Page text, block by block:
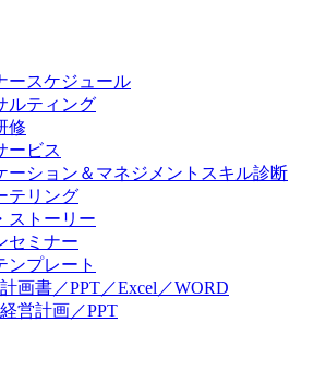
ースケジュール
ルティング
修
ービス
ーション＆マネジメントスキル診断
テリング
ストーリー
セミナー
ンプレート
画書／PPT／Excel／WORD
営計画／PPT